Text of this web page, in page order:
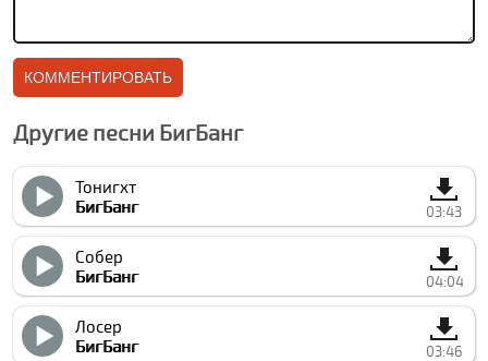
Другие песни БигБанг
Тонигхт
БигБанг
03:43
Собер
БигБанг
04:04
Лосер
БигБанг
03:46